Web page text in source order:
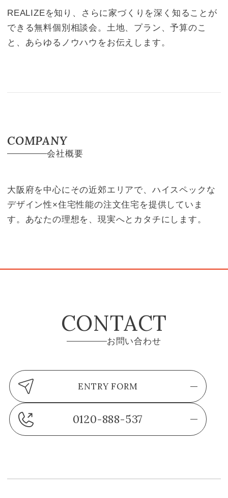
REALIZEを知り、さらに家づくりを深く知ることが
できる無料個別相談会。土地、プラン、予算のこ
と、あらゆるノウハウをお伝えします。
COMPANY
会社概要
大阪府を中心にその近郊エリアで、ハイスペックな
デザイン性×住宅性能の注文住宅を提供していま
す。あなたの理想を、現実へとカタチにします。
CONTACT
お問い合わせ
ENTRY FORM
0120-888-537